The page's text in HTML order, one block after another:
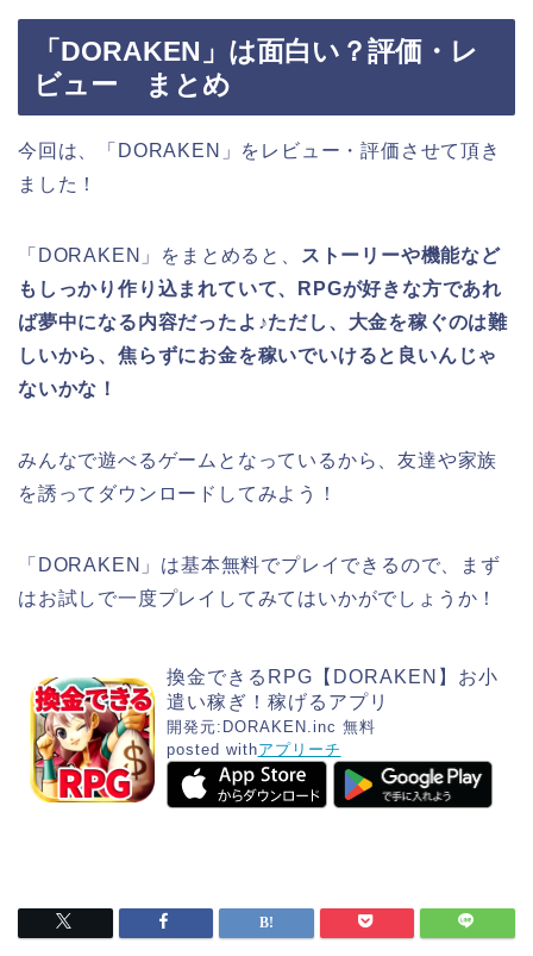
「DORAKEN」は面白い？評価・レ
ビュー まとめ
今回は、「DORAKEN」をレビュー・評価させて頂き
ました！
「DORAKEN」をまとめると、
ストーリーや機能など
もしっかり作り込まれていて、RPGが好きな方であれ
ば夢中になる内容だったよ♪ただし、大金を稼ぐのは難
しいから、焦らずにお金を稼いでいけると良いんじゃ
ないかな！
みんなで遊べるゲームとなっているから、友達や家族
を誘ってダウンロードしてみよう！
「DORAKEN」は基本無料でプレイできるので、まず
はお試しで一度プレイしてみてはいかがでしょうか！
換金できるRPG【DORAKEN】お小
遣い稼ぎ！稼げるアプリ
開発元: DORAKEN.inc 無料
posted withアプリーチ